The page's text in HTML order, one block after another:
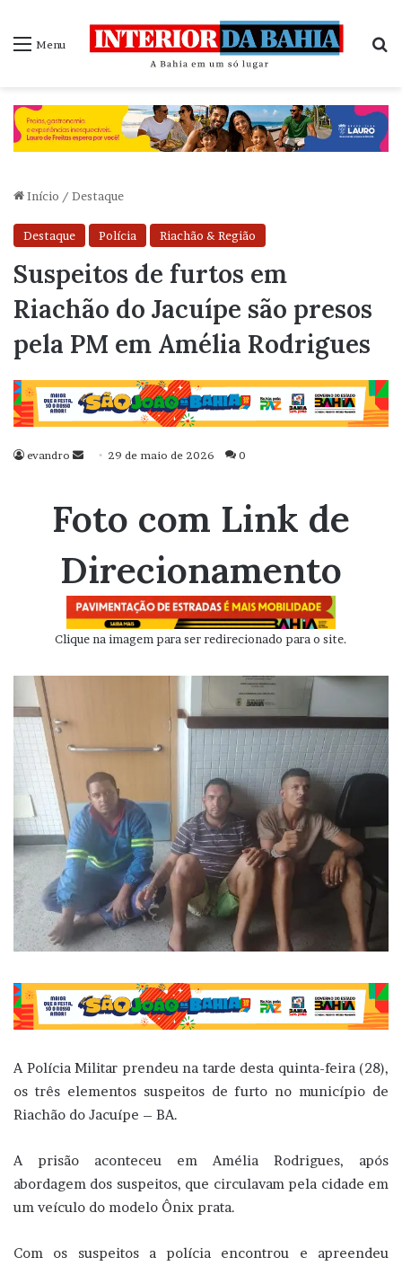
Menu
Início / Destaque
Destaque Polícia Riachão & Região
Suspeitos de furtos em
Riachão do Jacuípe são presos
pela PM em Amélia Rodrigues
evandro
Mande
mail
29 de maio de 2026 0
Foto com Link de
Direcionamento
Clique na imagem para ser redirecionado para o site.
A Polícia Militar prendeu na tarde desta quinta-feira (28),
os três elementos suspeitos de furto no município de
Riachão do Jacuípe – BA.
A prisão aconteceu em Amélia Rodrigues, após
abordagem dos suspeitos, que circulavam pela cidade em
um veículo do modelo Ônix prata.
Com os suspeitos a polícia encontrou e apreendeu